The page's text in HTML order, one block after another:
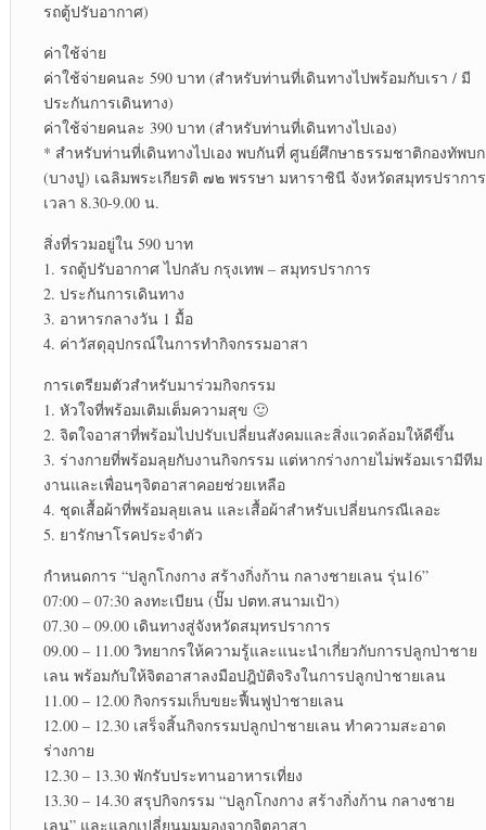
รถตู้ปรับอากาศ)
ค่าใช้จ่าย
ค่าใช้จ่ายคนละ 590 บาท (สำหรับท่านที่เดินทางไปพร้อมกับเรา / มี
ประกันการเดินทาง)
ค่าใช้จ่ายคนละ 390 บาท (สำหรับท่านที่เดินทางไปเอง)
* สำหรับท่านที่เดินทางไปเอง พบกันที่ ศูนย์ศึกษาธรรมชาติกองทัพบก
(บางปู) เฉลิมพระเกียรติ ๗๒ พรรษา มหาราชินี จังหวัดสมุทรปราการ
เวลา 8.30-9.00 น.
สิ่งที่รวมอยู่ใน 590 บาท
1. รถตู้ปรับอากาศ ไปกลับ กรุงเทพ – สมุทรปราการ
2. ประกันการเดินทาง
3. อาหารกลางวัน 1 มื้อ
4. ค่าวัสดุอุปกรณ์ในการทำกิจกรรมอาสา
การเตรียมตัวสำหรับมาร่วมกิจกรรม
1. หัวใจที่พร้อมเติมเต็มความสุข 🙂
2. จิตใจอาสาที่พร้อมไปปรับเปลี่ยนสังคมและสิ่งแวดล้อมให้ดีขึ้น
3. ร่างกายที่พร้อมลุยกับงานกิจกรรม แต่หากร่างกายไม่พร้อมเรามีทีม
งานและเพื่อนๆจิตอาสาคอยช่วยเหลือ
4. ชุดเสื้อผ้าที่พร้อมลุยเลน และเสื้อผ้าสำหรับเปลี่ยนกรณีเลอะ
5. ยารักษาโรคประจำตัว
กำหนดการ “ปลูกโกงกาง สร้างกิ่งก้าน กลางชายเลน รุ่น16”
07:00 – 07:30 ลงทะเบียน (ปั๊ม ปตท.สนามเป้า)
07.30 – 09.00 เดินทางสู่จังหวัดสมุทรปราการ
09.00 – 11.00 วิทยากรให้ความรู้และแนะนำเกี่ยวกับการปลูกป่าชาย
เลน พร้อมกับให้จิตอาสาลงมือปฎิบัติจริงในการปลูกป่าชายเลน
11.00 – 12.00 กิจกรรมเก็บขยะฟื้นฟูป่าชายเลน
12.00 – 12.30 เสร็จสิ้นกิจกรรมปลูกป่าชายเลน ทำความสะอาด
ร่างกาย
12.30 – 13.30 พักรับประทานอาหารเที่ยง
13.30 – 14.30 สรุปกิจกรรม “ปลูกโกงกาง สร้างกิ่งก้าน กลางชาย
เลน” และแลกเปลี่ยนมุมมองจากจิตอาสา